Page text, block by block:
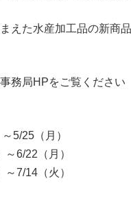
えた水産加工品の新商
務局HPをご覧ください
5/25（月）
（月）
（火）